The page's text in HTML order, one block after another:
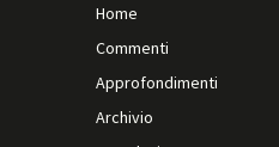
Home
Commenti
Approfondimenti
Archivio